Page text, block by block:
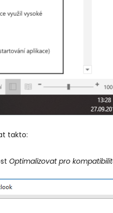
takto:
Optimalizovat pro